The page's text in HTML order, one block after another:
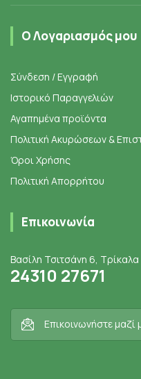
Ο Λογαριασμός μου
Σύνδεση / Εγγραφή
Ιστορικό Παραγγελιών
Αγαπημένα προϊόντα
Πολιτική Ακυρώσεων &
Όροι Χρήσης
Πολιτική Απορρήτου
Επικοινωνία
Βασίλη Τσιτσάνη 6, Τρίκαλα
24310 27671
Επικοινωνήστε μαζί